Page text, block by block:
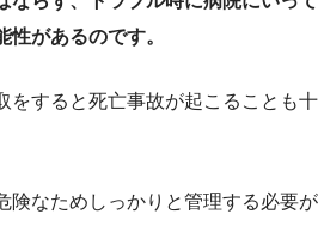
性があるのです。
をすると死亡事故が起こることも十
険なためしっかりと管理する必要が